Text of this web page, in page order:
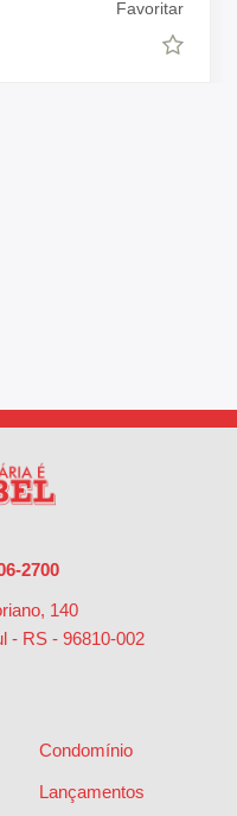
Favoritar
2700
140
- RS - 96810-002
Condomínio
Lançamentos